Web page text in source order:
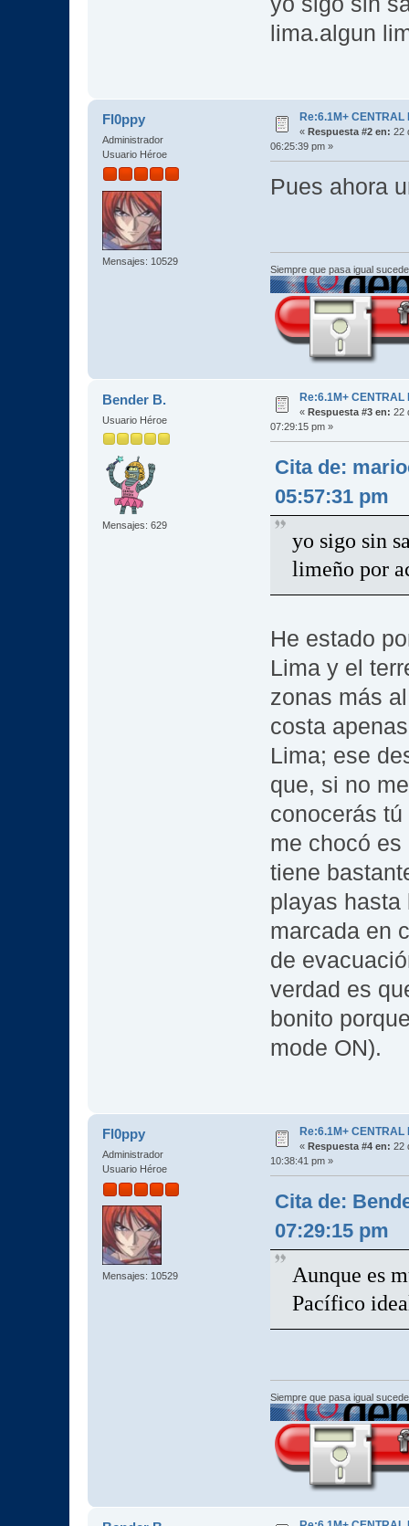
lima.algun
Fl0ppy
Administrador
Usuario Héroe
Mensajes: 10529
Re:6.1M+ CENTRAL
« Respuesta #2 en: 22
06:25:39 pm »
Pues ahora
Siempre que pasa igual
Bender B.
Usuario Héroe
Mensajes: 629
Re:6.1M+ CENTRAL
« Respuesta #3 en: 22
07:29:15 pm »
Cita de:
05:57:31 pm
yo sigo sin
limeño por
He estado
Lima y el
zonas más
costa
Lima; ese
que, si no
conocerás
me chocó es
tiene
playas hasta
marcada en
de
verdad es
bonito
mode ON).
Fl0ppy
Administrador
Usuario Héroe
Mensajes: 10529
Re:6.1M+ CENTRAL
« Respuesta #4 en: 22
10:38:41 pm »
Cita de:
07:29:15 pm
Aunque es
Pacífico
Siempre que pasa igual